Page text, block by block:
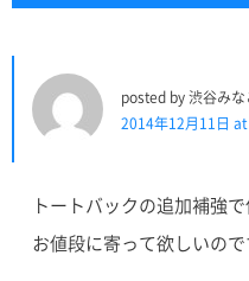
posted by 渋谷みな
2014年12月11日
トートバックの追加補強
お値段に寄って欲しいの